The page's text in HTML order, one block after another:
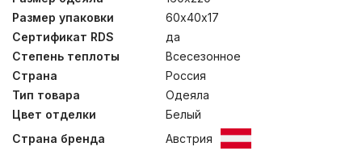
Размер упаковки
60х40х17
Сертификат RDS
да
Степень теплоты
Всесезонное
Страна
Россия
Тип товара
Одеяла
Цвет отделки
Белый
Страна бренда
Австрия